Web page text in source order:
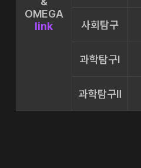
OMEGA
link
사회탐구
과학탐구Ⅰ
과학탐구Ⅱ